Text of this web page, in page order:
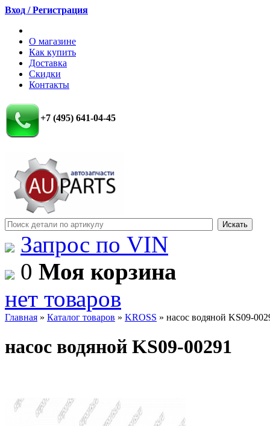
Вход / Регистрация
О магазине
Как купить
Доставка
Скидки
Контакты
+7 (495) 641-04-45
Запрос по VIN
0 Моя корзина
нет товаров
Главная » Каталог товаров » KROSS » насос водяной KS09-
насос водяной KS09-00291